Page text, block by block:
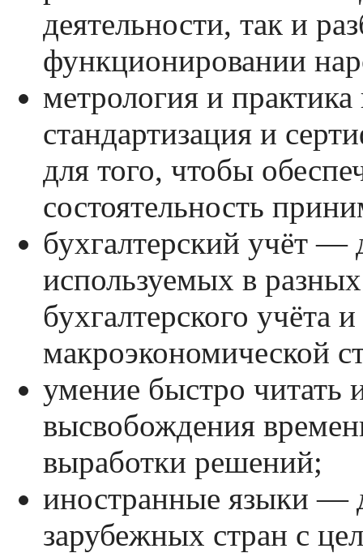
деятельности, так и
функционировании
метрология и
стандартизация и
для того, чтобы
состоятельность
бухгалтерский учёт —
используемых в
бухгалтерского учёта
макроэкономической
умение быстро читать
высвобождения
выработки решений;
иностранные языки —
зарубежных стран с